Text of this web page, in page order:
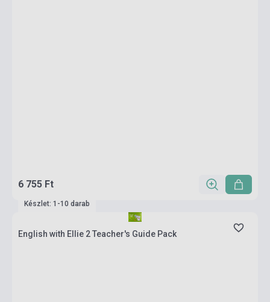
6 755 Ft
Készlet: 1-10 darab
English with Ellie 2 Teacher's Guide Pack